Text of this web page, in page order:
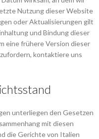
Nutzung dieser Website
oder Aktualisierungen gilt
und Bindung dieser
eine frühere Version dieser
kontaktiere uns
unterliegen den Gesetzen
mit diesen
die Gerichte von Italien